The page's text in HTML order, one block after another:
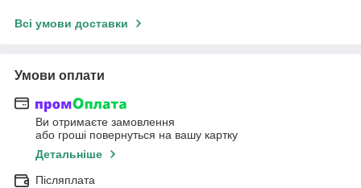
Всі умови доставки
Умови оплати
Ви отримаєте замовлення
або гроші повернуться на вашу картку
Детальніше
Післяплата